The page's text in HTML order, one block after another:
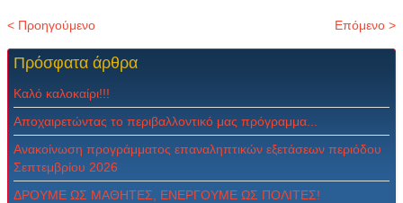
< Προηγούμενο Επόμενο >
Πρόσφατα άρθρα
Καλό καλοκαίρι!!!
Αποχαιρετώντας το περιβαλλοντικό μας πρόγραμμα...
Ανακοίνωση προγράμματος επαναληπτικών εξετάσεων περιόδου
Σεπτεμβρίου 2026
ΔPOYME ΩΣ MAΘHTEΣ, ENEPΓOYME ΩΣ ΠOΛITEΣ!